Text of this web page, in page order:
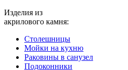
Изделия из
акрилового камня:
Столешницы
Мойки на кухню
Раковины в санузел
Подоконники